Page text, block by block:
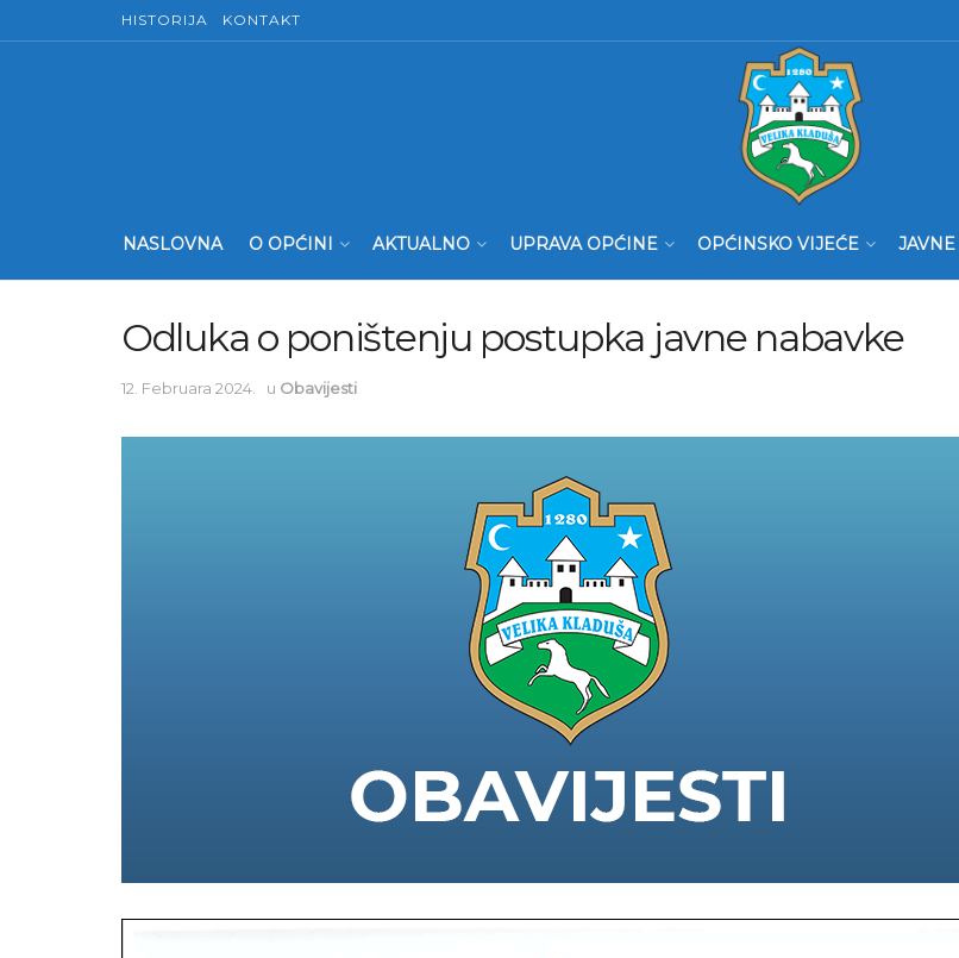
HISTORIJA KONTAKT
NASLOVNA O OPĆINI AKTUALNO UPRAVA OPĆINE OPĆINSKO VIJEĆE
Odluka o poništenju postupka javne nabavke
12. Februara 2024. u Obavijesti